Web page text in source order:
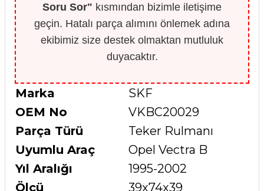
Soru Sor" kısmından bizimle iletişime
geçin. Hatalı parça alımını önlemek adına
ekibimiz size destek olmaktan mutluluk
duyacaktır.
Marka
SKF
OEM No
VKBC20029
Parça Türü
Teker Rulmanı
Uyumlu Araç
Opel Vectra B
Yıl Aralığı
1995-2002
Ölçü
39x74x39